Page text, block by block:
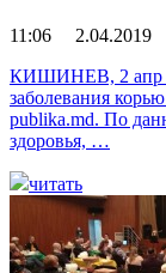
11:06 2.04.2019
КИШИНЕВ, 2 апр
заболевания
publika.md. По
здоровья, …
читать